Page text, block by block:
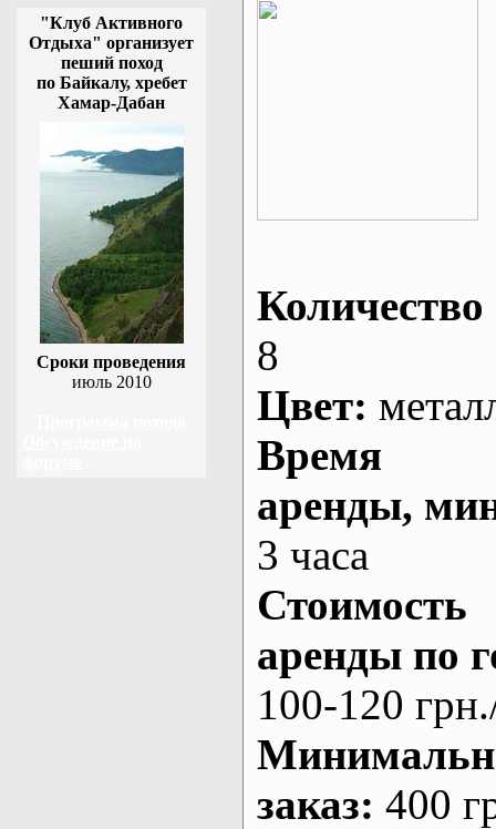
"Клуб Активного
Отдыха" организует
пеший поход
по Байкалу, хребет
Хамар-Дабан
Сроки проведения
июль 2010
Количество
8
Цвет:
Время
аренды,
3 часа
Стоимость
аренды по
100-120
заказ: 400